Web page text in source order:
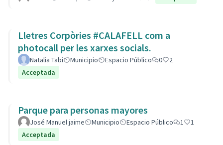
Lletres Corpòries #CALAFELL com a
photocall per les xarxes socials.
Natalia Tabi Municipio Espacio Público 0
2
Acceptada
Parque para personas mayores
José Manuel jaime Municipio Espacio Público 1
1
Acceptada